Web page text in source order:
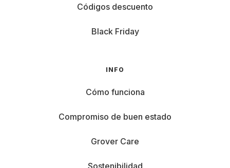
Códigos descuento
Black Friday
INFO
Cómo funciona
Compromiso de buen estado
Grover Care
Sostenibilidad